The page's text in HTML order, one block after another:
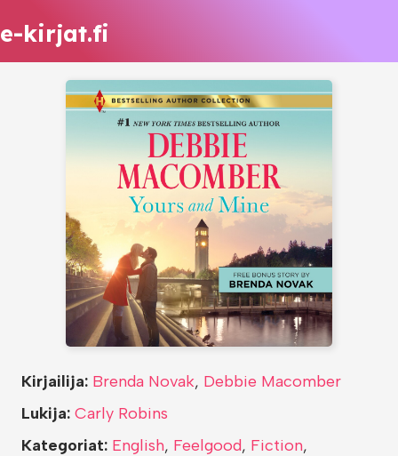
e-kirjat.fi
Kirjailija: Brenda Novak, Debbie Macomber
Lukija: Carly Robins
Kategoriat: English, Feelgood, Fiction,